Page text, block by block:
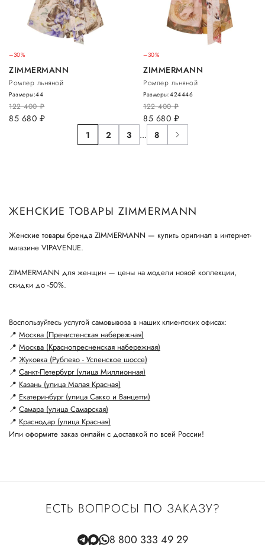
–30%
ZIMMERMANN
Ромпер льняной
122 400руб.
85 680 руб.
Размеры:44
–30%
ZIMMERMANN
Ромпер льняной
122 400руб.
85 680 руб.
Размеры:424446
1 2 3 ... 8
ЖЕНСКИЕ ТОВАРЫ ZIMMERMANN
Женские товары бренда ZIMMERMANN — купить оригинал в интернет-
магазине VIPAVENUE.
ZIMMERMANN для женщин — цены на модели новой коллекции,
скидки до -50%.
Воспользуйтесь услугой самовывоза в наших клиентских офисах:
📍 Москва (Пречистенская набережная)
📍 Москва (Краснопресненская набережная)
📍 Жуковка (Рублево - Успенское шоссе)
📍 Санкт-Петербург (улица Миллионная)
📍 Казань (улица Малая Красная)
📍 Екатеринбург (улица Сакко и Ванцетти)
📍 Самара (улица Самарская)
📍 Краснодар (улица Красная)
Или оформите заказ онлайн с доставкой по всей России!
ЕСТЬ ВОПРОСЫ ПО ЗАКАЗУ?
8 800 333 49 29